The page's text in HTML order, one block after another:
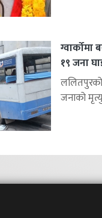
१९ जना
ललितपुरको
जनाको